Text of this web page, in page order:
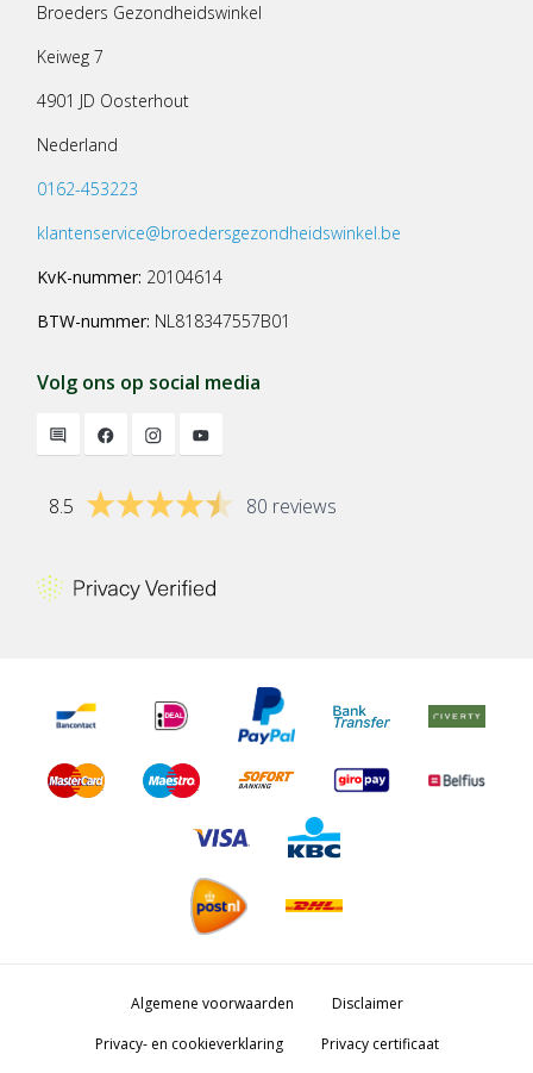
Broeders Gezondheidswinkel
Keiweg 7
4901 JD Oosterhout
Nederland
0162-453223
klantenservice@broedersgezondheidswinkel.be
KvK-nummer: 20104614
BTW-nummer: NL818347557B01
Volg ons op social media
8.5 80 reviews
Algemene voorwaarden
Disclaimer
Privacy- en cookieverklaring
Privacy certificaat